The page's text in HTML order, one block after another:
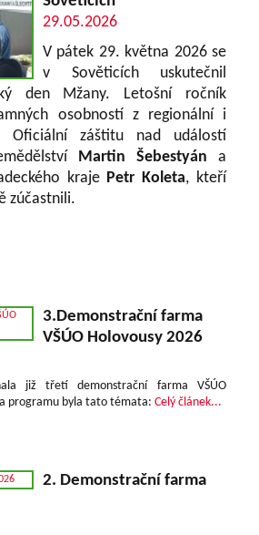
29.05.2026
V pátek 29. května 2026 se
v Sověticích uskutečnil
den Mžany. Letošní ročník
osobností z regionální i
Oficiální záštitu nad událostí
Martin Šebestyán a
kraje Petr Koleta, kteří
zúčastnili.
3.Demonstrační farma
VŠÚO Holovousy 2026
již třetí demonstrační farma VŠÚO
programu byla tato témata: Celý článek...
2. Demonstrační farma